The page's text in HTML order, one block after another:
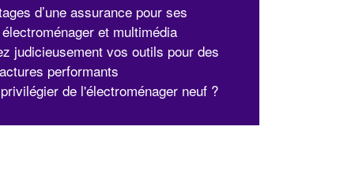
d’une assurance pour ses
et multimédia
judicieusement vos outils pour des
performants
de l'électroménager neuf ?